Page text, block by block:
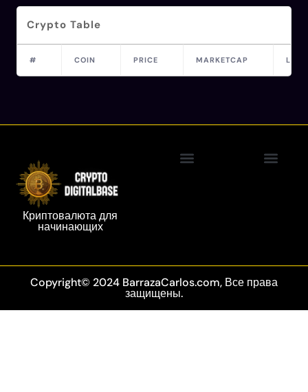
Crypto Table
# COIN PRICE MARKETCAP
Криптовалюта для
начинающих
Copyright© 2024 BarrazaCarlos.com, Все права
защищены.